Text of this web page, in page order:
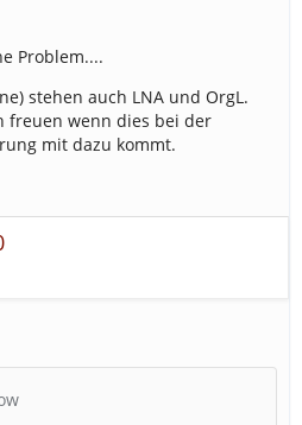
Problem....
stehen auch LNA und OrgL.
freuen wenn dies bei der
mit dazu kommt.